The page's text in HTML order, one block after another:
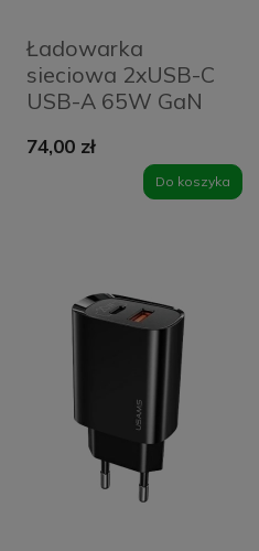
Ładowarka
sieciowa 2xUSB-C
USB-A 65W GaN
74,00 zł
Do koszyka